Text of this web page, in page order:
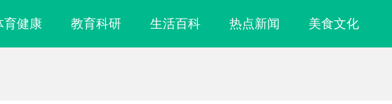
育健康 教育科研 生活百科 热点新闻 美食文化